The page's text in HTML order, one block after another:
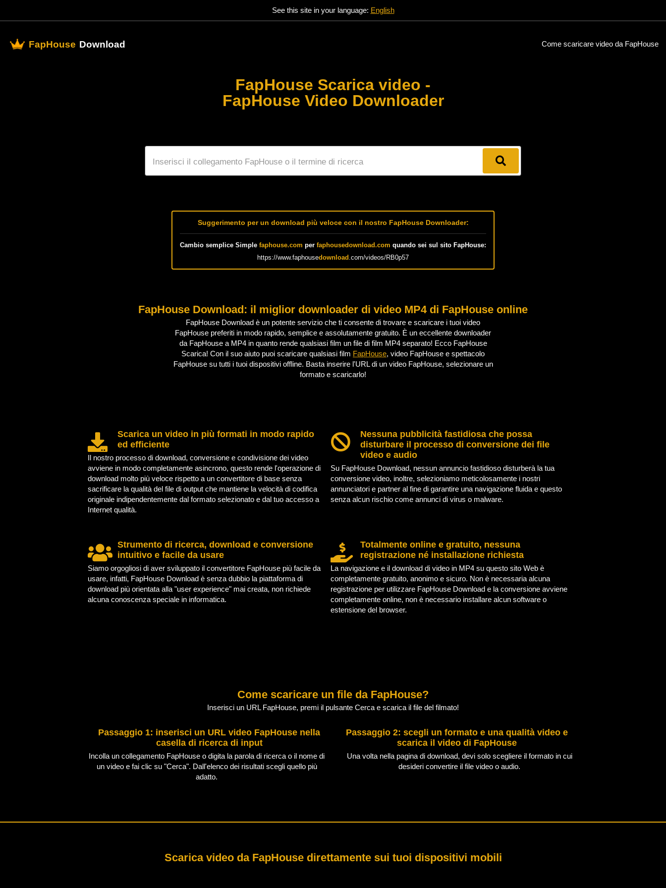
See this site in your language: English
FapHouse Download Come scaricare video da FapHouse
FapHouse Scarica video -
FapHouse Video Downloader
Suggerimento per un download più veloce con il nostro FapHouse Downloader:
Cambio semplice Simple faphouse.com per faphousedownload.com quando sei sul sito FapHouse:
https://www.faphousedownload .com/videos/RB0p57
FapHouse Download: il miglior downloader di video MP4 di FapHouse online
FapHouse Download è un potente servizio che ti consente di trovare e scaricare i tuoi video
FapHouse preferiti in modo rapido, semplice e assolutamente gratuito. È un eccellente downloader
da FapHouse a MP4 in quanto rende qualsiasi film un file di film MP4 separato! Ecco FapHouse
Scarica! Con il suo aiuto puoi scaricare qualsiasi film FapHouse, video FapHouse e spettacolo
FapHouse su tutti i tuoi dispositivi offline. Basta inserire l'URL di un video FapHouse, selezionare un
formato e scaricarlo!
Scarica un video in più formati in modo rapido
ed efficiente
Il nostro processo di download, conversione e condivisione dei video
avviene in modo completamente asincrono, questo rende l'operazione di
download molto più veloce rispetto a un convertitore di base senza
sacrificare la qualità del file di output che mantiene la velocità di codifica
originale indipendentemente dal formato selezionato e dal tuo accesso a
Internet qualità.
Nessuna pubblicità fastidiosa che possa
disturbare il processo di conversione dei file
video e audio
Su FapHouse Download, nessun annuncio fastidioso disturberà la tua
conversione video, inoltre, selezioniamo meticolosamente i nostri
annunciatori e partner al fine di garantire una navigazione fluida e questo
senza alcun rischio come annunci di virus o malware.
Strumento di ricerca, download e conversione
intuitivo e facile da usare
Siamo orgogliosi di aver sviluppato il convertitore FapHouse più facile da
usare, infatti, FapHouse Download è senza dubbio la piattaforma di
download più orientata alla "user experience" mai creata, non richiede
alcuna conoscenza speciale in informatica.
Totalmente online e gratuito, nessuna
registrazione né installazione richiesta
La navigazione e il download di video in MP4 su questo sito Web è
completamente gratuito, anonimo e sicuro. Non è necessaria alcuna
registrazione per utilizzare FapHouse Download e la conversione avviene
completamente online, non è necessario installare alcun software o
estensione del browser.
Come scaricare un file da FapHouse?
Inserisci un URL FapHouse, premi il pulsante Cerca e scarica il file del filmato!
Passaggio 1: inserisci un URL video FapHouse nella
casella di ricerca di input
Incolla un collegamento FapHouse o digita la parola di ricerca o il nome di
un video e fai clic su "Cerca". Dall'elenco dei risultati scegli quello più
adatto.
Passaggio 2: scegli un formato e una qualità video e
scarica il video di FapHouse
Una volta nella pagina di download, devi solo scegliere il formato in cui
desideri convertire il file video o audio.
Scarica video da FapHouse direttamente sui tuoi dispositivi mobili